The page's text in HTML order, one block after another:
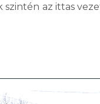
az ittas